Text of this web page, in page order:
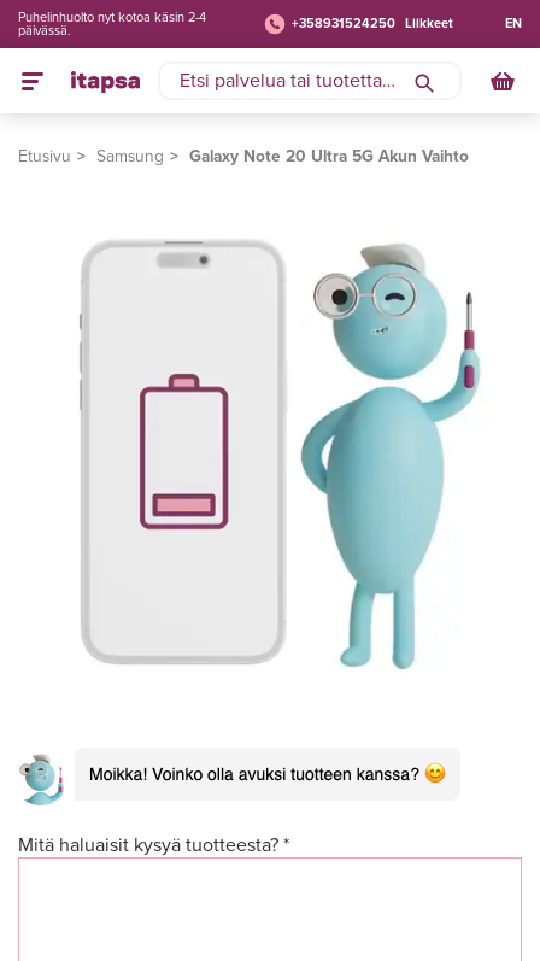
+358931524250 Liikkeet
Puhelinhuolto nyt kotoa käsin 2-4
päivässä.
EN
Etusivu Samsung Galaxy Note 20 Ultra 5G Akun Vaihto
Mitä haluaisit kysyä tuotteesta? *